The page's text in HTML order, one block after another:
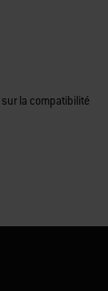
la compatibilité